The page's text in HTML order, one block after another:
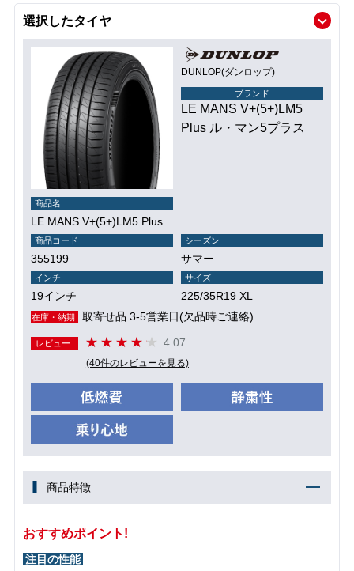
選択したタイヤ
DUNLOP(ダンロップ)
ブランド
LE MANS V+(5+)LM5
Plus ル・マン5プラス
商品名
LE MANS V+(5+)LM5 Plus
商品コード
355199
シーズン
サマー
インチ
19インチ
サイズ
225/35R19 XL
在庫・納期 取寄せ品 3-5営業日(欠品時ご連絡)
レビュー 4.07
(40件のレビューを見る)
商品特徴
おすすめポイント!
注目の性能